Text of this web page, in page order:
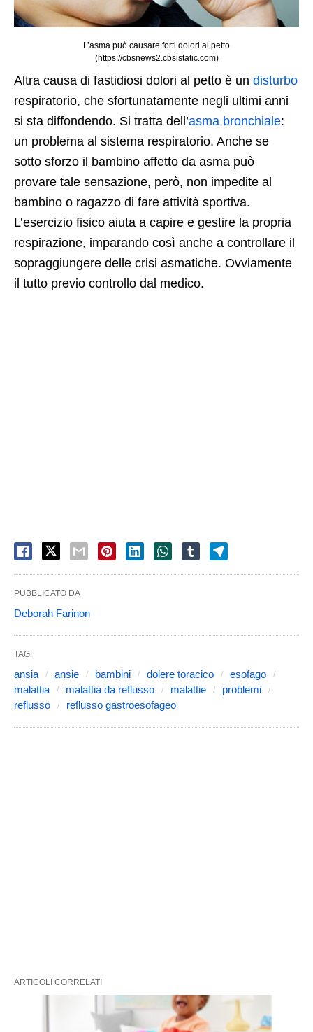
L’asma può causare forti dolori al petto
(https://cbsnews2.cbsistatic.com)
Altra causa di fastidiosi dolori al petto è un disturbo
respiratorio, che sfortunatamente negli ultimi anni
si sta diffondendo. Si tratta dell’asma bronchiale:
un problema al sistema respiratorio. Anche se
sotto sforzo il bambino affetto da asma può
provare tale sensazione, però, non impedite al
bambino o ragazzo di fare attività sportiva.
L’esercizio fisico aiuta a capire e gestire la propria
respirazione, imparando così anche a controllare il
sopraggiungere delle crisi asmatiche. Ovviamente
il tutto previo controllo dal medico.
PUBBLICATO DA
Deborah Farinon
TAG:
ansia ansie bambini dolere toracico
esofago
malattia
malattia da reflusso malattie
problemi
reflusso
reflusso gastroesofageo
ARTICOLI CORRELATI